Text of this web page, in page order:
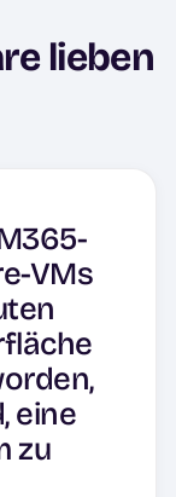
lieben
VMs
eine
zu